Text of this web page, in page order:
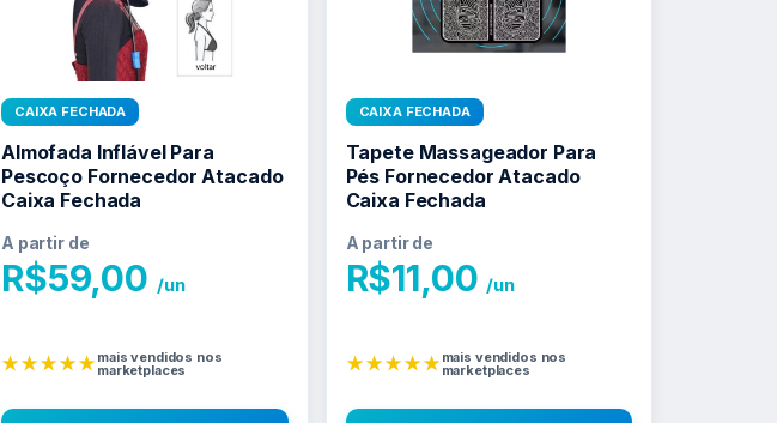
CAIXA FECHADA
Almofada Inflável Para
Pescoço Fornecedor Atacado
Caixa Fechada
A partir de
R$59,00 /un
★★★★★mais vendidos nos
marketplaces
CAIXA FECHADA
Tapete Massageador Para
Pés Fornecedor Atacado
Caixa Fechada
A partir de
R$11,00 /un
★★★★★mais vendidos nos
marketplaces